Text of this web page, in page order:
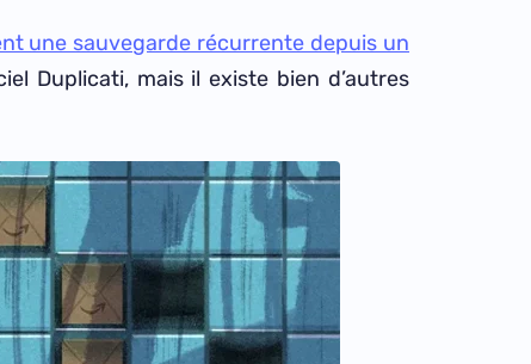
une sauvegarde récurrente depuis un
Duplicati, mais il existe bien d’autres